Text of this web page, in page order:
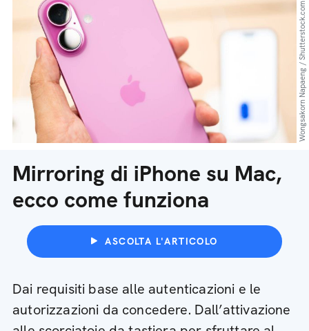
Mirroring di iPhone su Mac,
ecco come funziona
ASCOLTA L'ARTICOLO
Dai requisiti base alle autenticazioni e le
autorizzazioni da concedere. Dall’attivazione
Wongsakorn Napaeng / Shutterstock.com